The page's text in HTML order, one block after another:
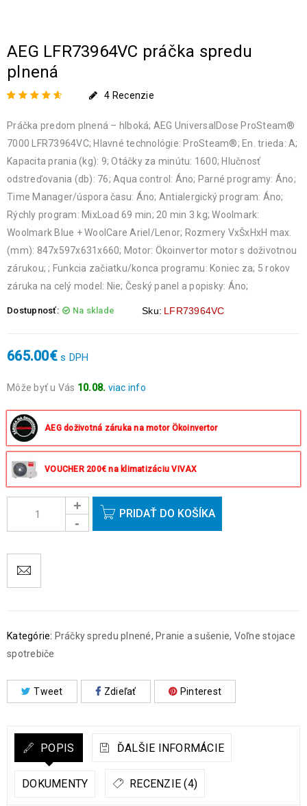
AEG LFR73964VC práčka spredu
plnená
z 5 na základe
recenzií
4 Recenzie
Práčka predom plnená – hlboká; AEG UniversalDose ProSteam®
7000 LFR73964VC; Hlavné technológie: ProSteam®; En. trieda: A;
Kapacita prania (kg): 9; Otáčky za minútu: 1600; Hlučnosť
odstreďovania (db): 76; Aqua control: Áno; Parné programy: Áno;
Time Manager/úspora času: Áno; Antialergický program: Áno;
Rýchly program: MixLoad 69 min; 20 min 3 kg; Woolmark:
Woolmark Blue + WoolCare Ariel/Lenor; Rozmery VxŠxHxH max.
(mm): 847x597x631x660; Motor: Ökoinvertor motor s doživotnou
zárukou; ; Funkcia začiatku/konca programu: Koniec za; 5 rokov
záruka na celý model: Nie; Český panel a popisky: Áno;
Dostupnosť: Na sklade Sku: LFR73964VC
665.00€ s DPH
Môže byť u Vás 10.08. viac info
okrem víkendov a sviatkov.
AEG doživotná záruka na motor Ökoinvertor
VOUCHER 200€ na klimatizáciu VIVAX
PRIDAŤ DO KOŠÍKA
Kategórie: Práčky spredu plnené, Pranie a sušenie, Voľne stojace
spotrebiče
Tweet Zdieľať Pinterest
POPIS ĎALŠIE INFORMÁCIE
DOKUMENTY RECENZIE (4)